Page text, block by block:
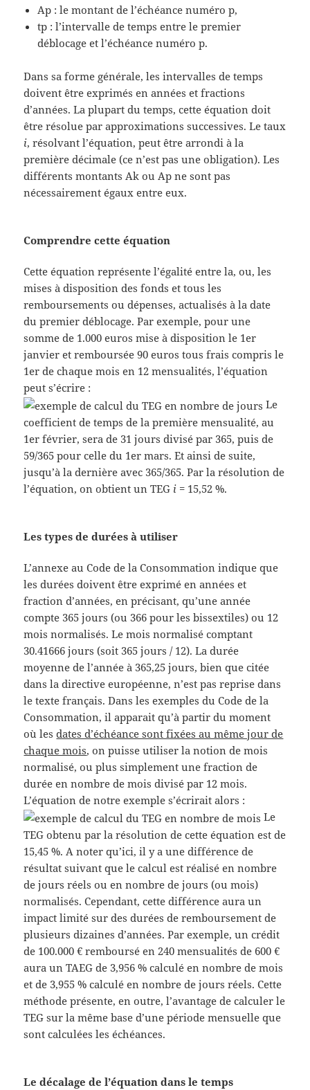
Ap : le montant de l’échéance numéro p,
tp : l’intervalle de temps entre le premier
déblocage et l’échéance numéro p.
Dans sa forme générale, les intervalles de temps
doivent être exprimés en années et fractions
d’années. La plupart du temps, cette équation doit
être résolue par approximations successives. Le taux
i, résolvant l’équation, peut être arrondi à la
première décimale (ce n’est pas une obligation). Les
différents montants Ak ou Ap ne sont pas
nécessairement égaux entre eux.
Comprendre cette équation
Cette équation représente l’égalité entre la, ou, les
mises à disposition des fonds et tous les
remboursements ou dépenses, actualisés à la date
du premier déblocage. Par exemple, pour une
somme de 1.000 euros mise à disposition le 1er
janvier et remboursée 90 euros tous frais compris le
1er de chaque mois en 12 mensualités, l’équation
peut s’écrire :
Le
coefficient de temps de la première mensualité, au
1er février, sera de 31 jours divisé par 365, puis de
59/365 pour celle du 1er mars. Et ainsi de suite,
jusqu’à la dernière avec 365/365. Par la résolution de
l’équation, on obtient un TEG i = 15,52 %.
Les types de durées à utiliser
L’annexe au Code de la Consommation indique que
les durées doivent être exprimé en années et
fraction d’années, en précisant, qu’une année
compte 365 jours (ou 366 pour les bissextiles) ou 12
mois normalisés. Le mois normalisé comptant
30.41666 jours (soit 365 jours / 12). La durée
moyenne de l’année à 365,25 jours, bien que citée
dans la directive européenne, n’est pas reprise dans
le texte français. Dans les exemples du Code de la
Consommation, il apparait qu’à partir du moment
où lesdates d’échéance sont fixées au même jour de
chaque mois, on puisse utiliser la notion de mois
normalisé, ou plus simplement une fraction de
durée en nombre de mois divisé par 12 mois.
L’équation de notre exemple s’écrirait alors :
Le
TEG obtenu par la résolution de cette équation est de
15,45 %. A noter qu’ici, il y a une différence de
résultat suivant que le calcul est réalisé en nombre
de jours réels ou en nombre de jours (ou mois)
normalisés. Cependant, cette différence aura un
impact limité sur des durées de remboursement de
plusieurs dizaines d’années. Par exemple, un crédit
de 100.000 € remboursé en 240 mensualités de 600 €
aura un TAEG de 3,956 % calculé en nombre de mois
et de 3,955 % calculé en nombre de jours réels. Cette
méthode présente, en outre, l’avantage de calculer le
TEG sur la même base d’une période mensuelle que
sont calculées les échéances.
Le décalage de l’équation dans le temps